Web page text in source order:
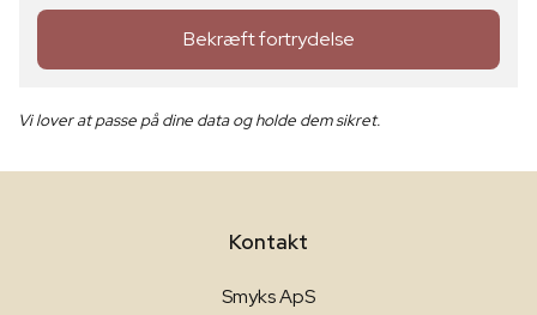
Bekræft fortrydelse
Vi lover at passe på dine data og holde dem sikret.
Kontakt
Smyks ApS